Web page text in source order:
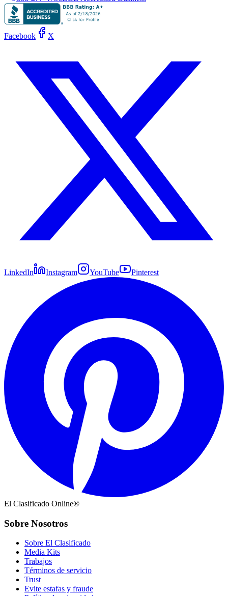
Facebook X
LinkedIn Instagram YouTube Pinterest
El Clasificado Online®
Sobre Nosotros
Sobre El Clasificado
Media Kits
Trabajos
Términos de servicio
Trust
Evite estafas y fraude